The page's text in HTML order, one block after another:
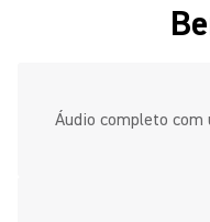
Áudio completo com